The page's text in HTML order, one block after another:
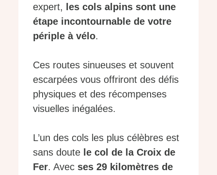
expert, les cols alpins sont une
étape incontournable de votre
périple à vélo.
Ces routes sinueuses et souvent
escarpées vous offriront des défis
physiques et des récompenses
visuelles inégalées.
L’un des cols les plus célèbres est
sans doute le col de la Croix de
Fer. Avec ses 29 kilomètres de